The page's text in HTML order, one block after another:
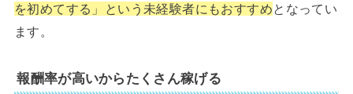
を初めてする」という未経験者にもおすすめとなってい
ます。
報酬率が高いからたくさん稼げる